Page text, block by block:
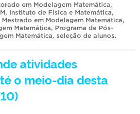
em Modelagem Matemática,
, Instituto de Física e Matemática,
Mestrado em Modelagem Matemática,
Matemática, Programa de Pós-
Matemática, seleção de alunos.
atividades
o meio-dia desta